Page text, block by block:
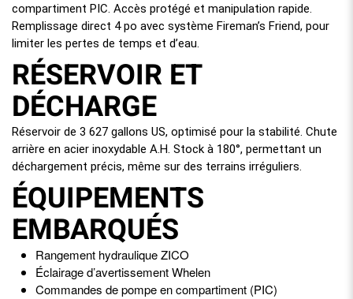
compartiment PIC. Accès protégé et manipulation rapide.
Remplissage direct 4 po avec système Fireman’s Friend, pour
limiter les pertes de temps et d’eau.
RÉSERVOIR ET
DÉCHARGE
Réservoir de 3 627 gallons US, optimisé pour la stabilité. Chute
arrière en acier inoxydable A.H. Stock à 180°, permettant un
déchargement précis, même sur des terrains irréguliers.
ÉQUIPEMENTS
EMBARQUÉS
Rangement hydraulique ZICO
Éclairage d’avertissement Whelen
Commandes de pompe en compartiment (PIC)